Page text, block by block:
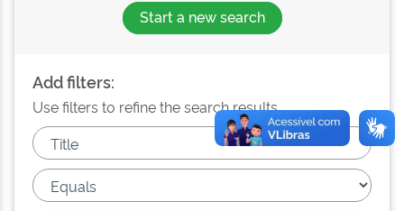
Start a new search
Add filters:
Use filters to refine the search results.